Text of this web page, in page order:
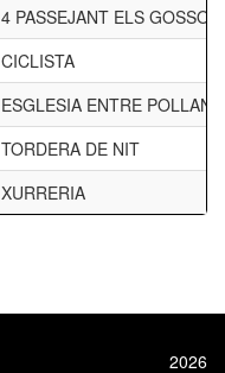
4 PASSEJANT ELS GOSSOS
CICLISTA
ESGLESIA ENTRE
TORDERA DE NIT
XURRERIA
2026